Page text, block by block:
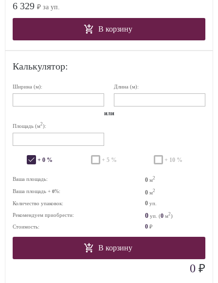
6 329 ₽ за уп.
В корзину
Калькулятор:
Ширина (м): Длина (м):
или
Площадь (м2):
+ 0 % + 5 % + 10 %
Ваша площадь: 0 м2
Ваша площадь + 0%: 0 м2
Количество упаковок: 0 уп.
Рекомендуем приобрести:
0 уп. (0 м2)
Стоимость:
0 ₽
В корзину
0 ₽